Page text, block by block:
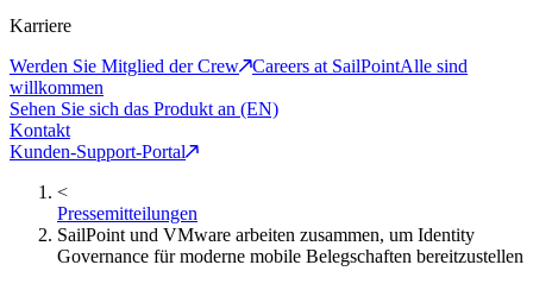
Karriere
Werden Sie Mitglied der Crew
Careers at SailPointAlle sind
willkommen
Sehen Sie sich das Produkt an (EN)
Kontakt
Kunden-Support-Portal
<
Pressemitteilungen
SailPoint und VMware arbeiten zusammen, um Identity
Governance für moderne mobile Belegschaften bereitzustellen